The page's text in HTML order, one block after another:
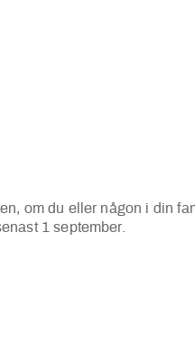
om du eller någon i din
1 september.